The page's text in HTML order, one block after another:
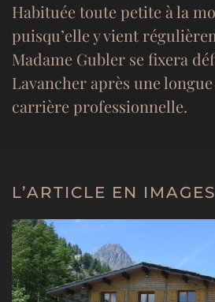
Habituée toute petite à la
puisqu’elle y vient
Madame Gubler se fixera
Lavancher après une
carrière professionnelle.
L’ARTICLE EN IMAGES